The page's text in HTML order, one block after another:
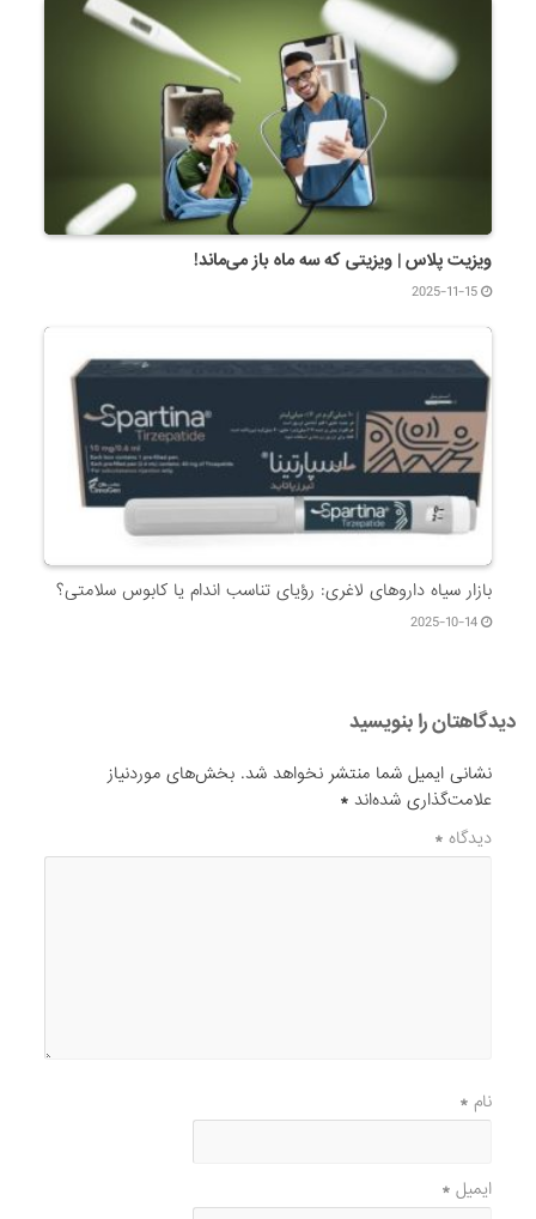
ویزیت پلاس | ویزیتی که سه ماه باز می‌ماند!
2025-11-15
بازار سیاه داروهای لاغری: رؤیای تناسب اندام یا کابوس سلامتی؟
2025-10-14
دیدگاهتان را بنویسید
نشانی ایمیل شما منتشر نخواهد شد. بخش‌های موردنیاز
علامت‌گذاری شده‌اند*
دیدگاه*
نام*
ایمیل*